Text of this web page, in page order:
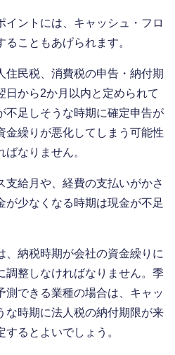
イントには、キャッシュ・フロ
こともあげられます。
住民税、消費税の申告・納付期
日から2か月以内と定められて
不足しそうな時期に確定申告が
金繰りが悪化してしまう可能性
なりません。
支給月や、経費の支払いがかさ
が少なくなる時期は現金が不足
、納税時期が会社の資金繰りに
調整しなければなりません。季
測できる業種の場合は、キャッ
な時期に法人税の納付期限が来
るとよいでしょう。